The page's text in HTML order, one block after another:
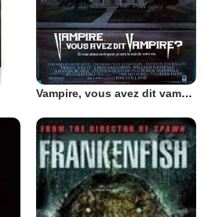
Vampire, vous avez dit vampire ?